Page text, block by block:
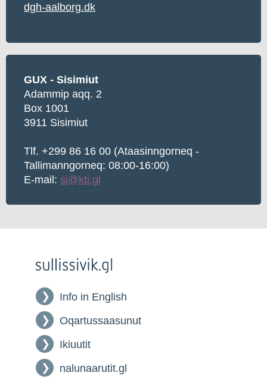
dgh-aalborg.dk
GUX - Sisimiut
Adammip aqq. 2
Box 1001
3911 Sisimiut
Tlf. +299 86 16 00 (Ataasinngorneq -
Tallimanngorneq: 08:00-16:00)
E-mail: si@kti.gl
Info in English
Oqartussaasunut
Ikiuutit
nalunaarutit.gl